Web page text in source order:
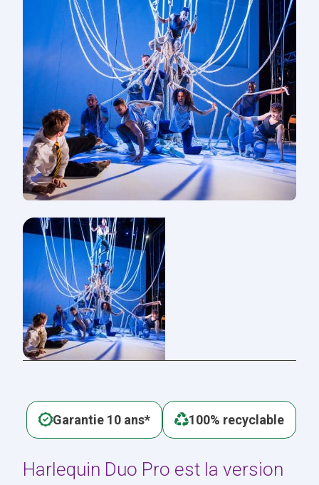
Harlequin Duo Pro est la version
Garantie 10 ans* 100% recyclable